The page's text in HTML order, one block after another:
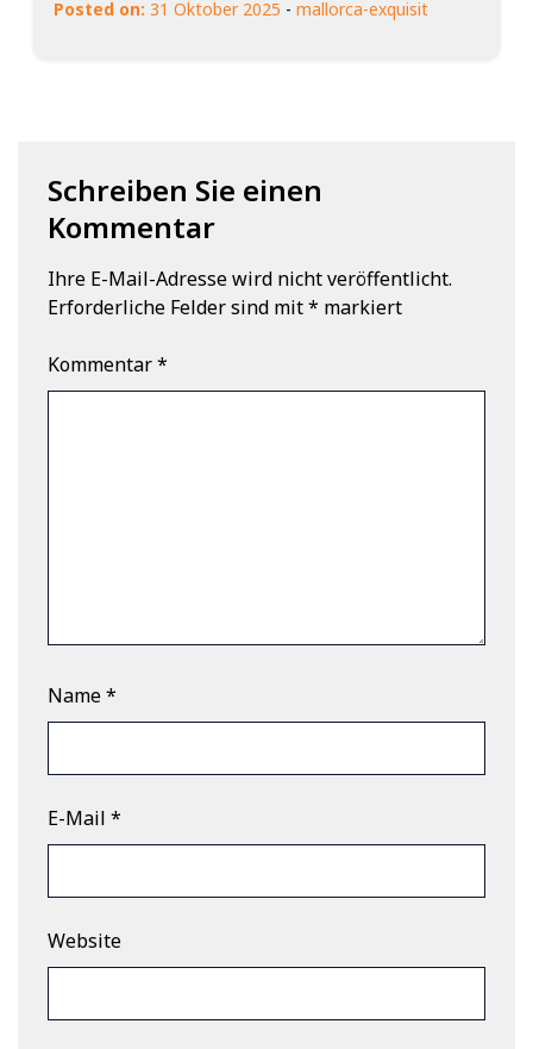
Posted on: 31 Oktober 2025 - mallorca-exquisit
Schreiben Sie einen
Kommentar
Ihre E-Mail-Adresse wird nicht veröffentlicht.
Erforderliche Felder sind mit* markiert
Kommentar*
Name*
E-Mail *
Website